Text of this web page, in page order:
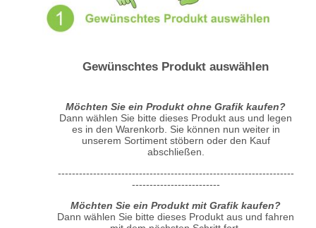
Gewünschtes Produkt auswählen
Möchten Sie ein Produkt ohne Grafik kaufen?
Dann wählen Sie bitte dieses Produkt aus und legen
es in den Warenkorb. Sie können nun weiter in
unserem Sortiment stöbern oder den Kauf
abschließen.
-------------------------------------------------------------------
-------------------------
Möchten Sie ein Produkt mit Grafik kaufen?
Dann wählen Sie bitte dieses Produkt aus und fahren